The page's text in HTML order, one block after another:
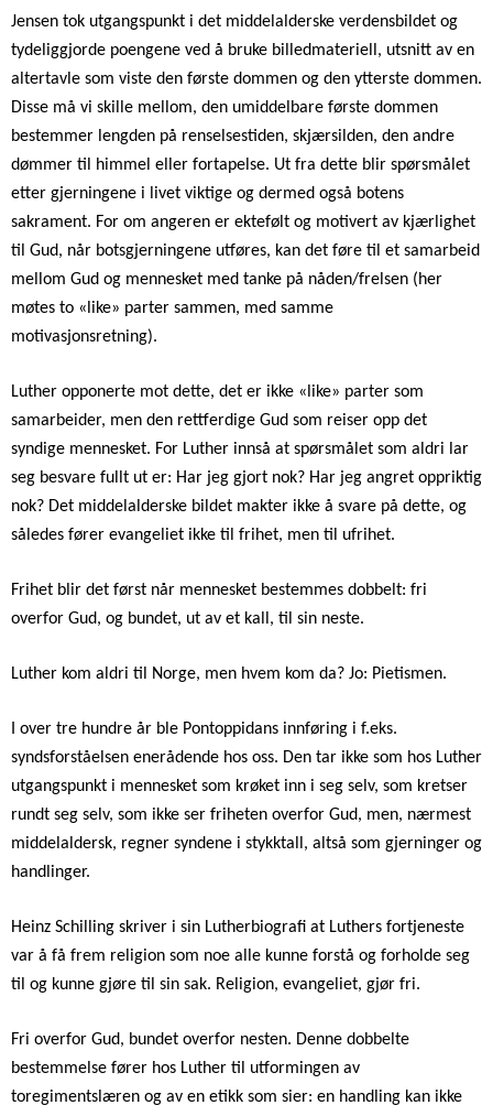
Jensen tok utgangspunkt i det middelalderske verdensbildet og
tydeliggjorde poengene ved å bruke billedmateriell, utsnitt av en
altertavle som viste den første dommen og den ytterste dommen.
Disse må vi skille mellom, den umiddelbare første dommen
bestemmer lengden på renselsestiden, skjærsilden, den andre
dømmer til himmel eller fortapelse. Ut fra dette blir spørsmålet
etter gjerningene i livet viktige og dermed også botens
sakrament. For om angeren er ektefølt og motivert av kjærlighet
til Gud, når botsgjerningene utføres, kan det føre til et samarbeid
mellom Gud og mennesket med tanke på nåden/frelsen (her
møtes to «like» parter sammen, med samme
motivasjonsretning).
Luther opponerte mot dette, det er ikke «like» parter som
samarbeider, men den rettferdige Gud som reiser opp det
syndige mennesket. For Luther innså at spørsmålet som aldri lar
seg besvare fullt ut er: Har jeg gjort nok? Har jeg angret oppriktig
nok? Det middelalderske bildet makter ikke å svare på dette, og
således fører evangeliet ikke til frihet, men til ufrihet.
Frihet blir det først når mennesket bestemmes dobbelt: fri
overfor Gud, og bundet, ut av et kall, til sin neste.
Luther kom aldri til Norge, men hvem kom da? Jo: Pietismen.
I over tre hundre år ble Pontoppidans innføring i f.eks.
syndsforståelsen enerådende hos oss. Den tar ikke som hos Luther
utgangspunkt i mennesket som krøket inn i seg selv, som kretser
rundt seg selv, som ikke ser friheten overfor Gud, men, nærmest
middelaldersk, regner syndene i stykktall, altså som gjerninger og
handlinger.
Heinz Schilling skriver i sin Lutherbiografi at Luthers fortjeneste
var å få frem religion som noe alle kunne forstå og forholde seg
til og kunne gjøre til sin sak. Religion, evangeliet, gjør fri.
Fri overfor Gud, bundet overfor nesten. Denne dobbelte
bestemmelse fører hos Luther til utformingen av
toregimentslæren og av en etikk som sier: en handling kan ikke